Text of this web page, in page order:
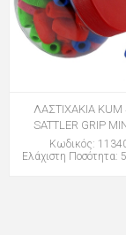
ΛΑΣΤΙΧΑΚΙΑ KUM
SATTLER GRIP
Κωδικός:
Ελάχιστη Ποσότητα: